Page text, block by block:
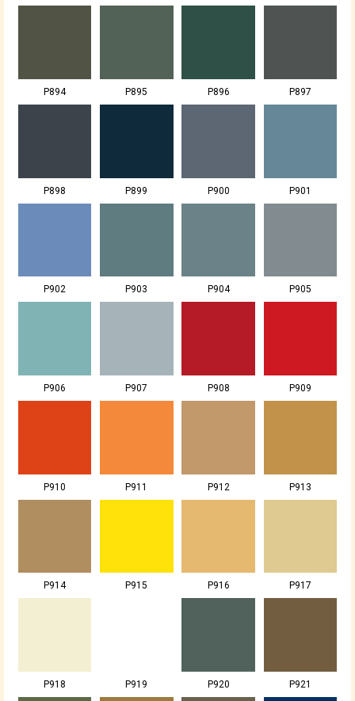
P894 P895 P896 P897
P898 P899 P900 P901
P902 P903 P904 P905
P906 P907 P908 P909
P910 P911 P912 P913
P914 P915 P916 P917
P918 P919 P920 P921